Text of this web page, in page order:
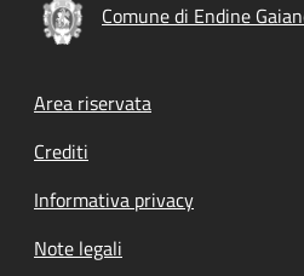
Comune di Endine
Footer menu
Area riservata
Crediti
Informativa privacy
Note legali